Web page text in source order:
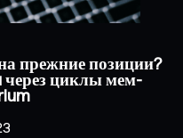
прежние позиции?
через циклы мем-